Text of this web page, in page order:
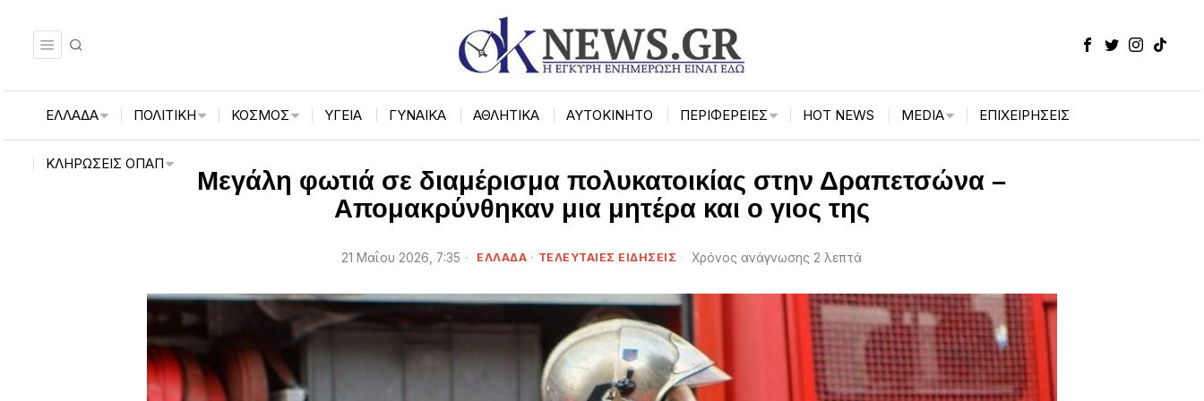
ΕΛΛΑΔΑ ΠΟΛΙΤΙΚΗ ΚΟΣΜΟΣ ΥΓΕΙΑ ΓΥΝΑΙΚΑ ΑΘΛΗΤΙΚΑ ΑΥΤΟΚΙΝΗΤΟ ΠΕΡΙΦΈΡΕΙΕΣ HOT NEWS MEDIA ΕΠΙΧΕΙΡΉΣΕΙΣ
ΚΛΗΡΏΣΕΙΣ ΟΠΑΠ
Μεγάλη φωτιά σε διαμέρισμα πολυκατοικίας στην Δραπετσώνα –
Απομακρύνθηκαν μια μητέρα και ο γιος της
21 Μαΐου 2026, 7:35 ΕΛΛΑΔΑ · ΤΕΛΕΥΤΑΙΕΣ ΕΙΔΗΣΕΙΣ Χρόνος ανάγνωσης 2 λεπτά